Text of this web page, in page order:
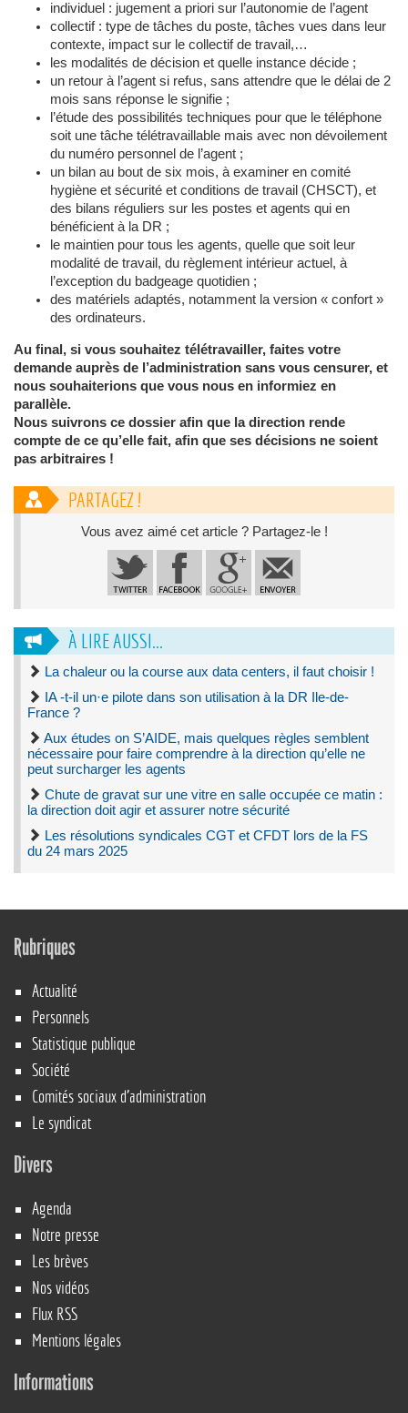
individuel : jugement a priori sur l’autonomie de l’agent
collectif : type de tâches du poste, tâches vues dans leur
contexte, impact sur le collectif de travail,…
les modalités de décision et quelle instance décide ;
un retour à l’agent si refus, sans attendre que le délai de 2
mois sans réponse le signifie ;
l’étude des possibilités techniques pour que le téléphone
soit une tâche télétravaillable mais avec non dévoilement
du numéro personnel de l’agent ;
un bilan au bout de six mois, à examiner en comité
hygiène et sécurité et conditions de travail (CHSCT), et
des bilans réguliers sur les postes et agents qui en
bénéficient à la DR ;
le maintien pour tous les agents, quelle que soit leur
modalité de travail, du règlement intérieur actuel, à
l’exception du badgeage quotidien ;
des matériels adaptés, notamment la version « confort »
des ordinateurs.
Au final, si vous souhaitez télétravailler, faites votre
demande auprès de l’administration sans vous censurer, et
nous souhaiterions que vous nous en informiez en
parallèle.
Nous suivrons ce dossier afin que la direction rende
compte de ce qu’elle fait, afin que ses décisions ne soient
pas arbitraires !
PARTAGEZ !
Vous avez aimé cet article ? Partagez-le !
À LIRE AUSSI...
La chaleur ou la course aux data centers, il faut choisir !
IA -t-il un·e pilote dans son utilisation à la DR Ile-de-
France ?
Aux études on S’AIDE, mais quelques règles semblent
nécessaire pour faire comprendre à la direction qu’elle ne
peut surcharger les agents
Chute de gravat sur une vitre en salle occupée ce matin :
la direction doit agir et assurer notre sécurité
Les résolutions syndicales CGT et CFDT lors de la FS
du 24 mars 2025
Rubriques
Actualité
Personnels
Statistique publique
Société
Comités sociaux d’administration
Le syndicat
Divers
Agenda
Notre presse
Les brèves
Nos vidéos
Flux RSS
Mentions légales
Informations